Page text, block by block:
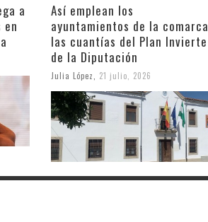
a
en
Así emplean los
ayuntamientos de la comarca
las cuantías del Plan Invierte
de la Diputación
Julia López 21 julio, 2026